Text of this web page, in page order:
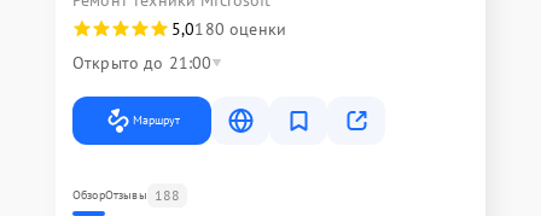
5,0180 оценки
Открыто до 21:00
Маршрут
ОбзорОтзывы 188